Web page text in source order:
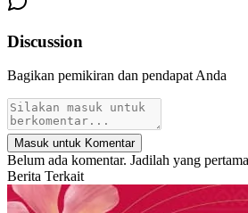
Discussion
Bagikan pemikiran dan pendapat Anda
Masuk untuk Komentar
Belum ada komentar. Jadilah yang
Berita Terkait